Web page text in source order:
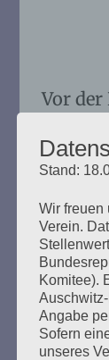
Vor
Erstellt am
Erklärung
2010
2010 in
1998 ist
mehr als
Jahre
Stand:
Wir freuen
Verein.
Komitee).
Angabe
Sofern
unseres